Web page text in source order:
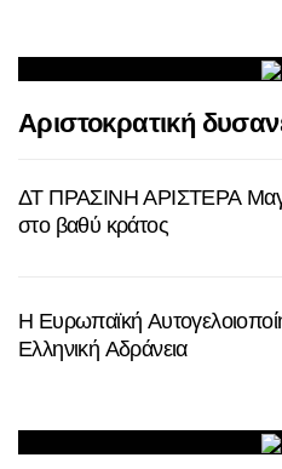
Αριστοκρατική
ΔΤ ΠΡΑΣΙΝΗ ΑΡΙΣΤΕΡΑ
στο βαθύ κράτος
Η Ευρωπαϊκή
Ελληνική Αδράνεια